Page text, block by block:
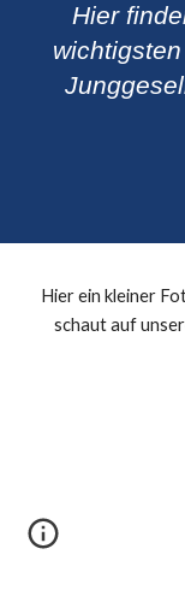
Hier
Hier ein kleiner
schaut auf